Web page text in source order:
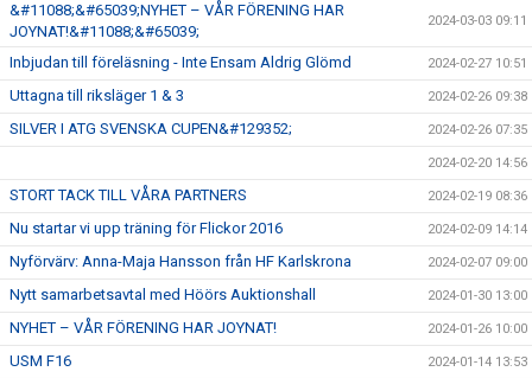
&#11088;&#65039;NYHET – VÅR FÖRENING HAR
JOYNAT!&#11088;&#65039;
2024-03-03 09:11
Inbjudan till föreläsning - Inte Ensam Aldrig Glömd 2024-02-27 10:51
Uttagna till riksläger 1 & 3 2024-02-26 09:38
SILVER I ATG SVENSKA CUPEN&#129352; 2024-02-26 07:35
2024-02-20 14:56
STORT TACK TILL VÅRA PARTNERS 2024-02-19 08:36
Nu startar vi upp träning för Flickor 2016 2024-02-09 14:14
Nyförvärv: Anna-Maja Hansson från HF Karlskrona 2024-02-07 09:00
Nytt samarbetsavtal med Höörs Auktionshall 2024-01-30 13:00
NYHET – VÅR FÖRENING HAR JOYNAT! 2024-01-26 10:00
USM F16 2024-01-14 13:53